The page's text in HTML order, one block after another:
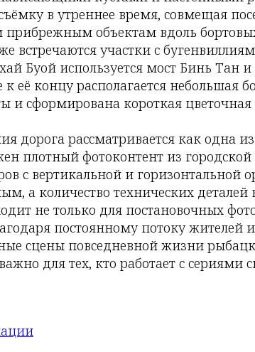
в утреннее время, совмещая
прибрежным объектам вдоль
встречаются участки с
Буой используется мост Бинь Тан
её концу располагается небольшая
и сформирована короткая
дорога рассматривается как одна
плотный фотоконтент из городской
с вертикальной и горизонтальной
а количество технических деталей
не только для постановочных
постоянному потоку жителей
сцены повседневной жизни
для тех, кто работает с сериями